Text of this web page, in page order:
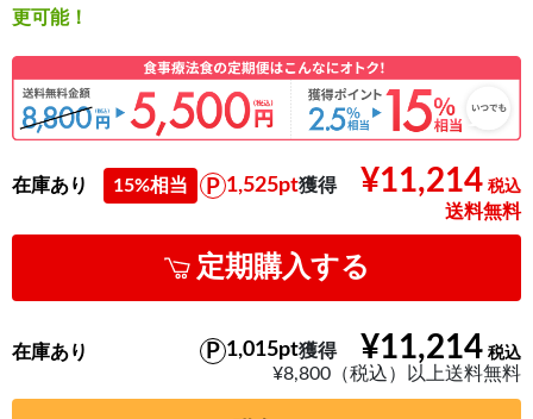
更可能！
¥11,214
送料無料
15%相当 1,525pt獲得
在庫あり
定期購入する
¥11,214
1,015pt獲得
¥8,800（税込）以上送料無料
在庫あり